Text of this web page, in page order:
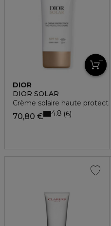
DIOR
DIOR SOLAR
Crème solaire haute
70,80 € 4.8 6